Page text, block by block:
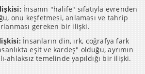
İnsanın "halife" sıfatıyla evrenden
onu keşfetmesi, anlaması ve tahrip
gereken bir ilişki.
İnsanların din, ırk, coğrafya fark
eşit ve kardeş" olduğu, ayrımın
ahlaksız temelinde yapıldığı bir ilişki.